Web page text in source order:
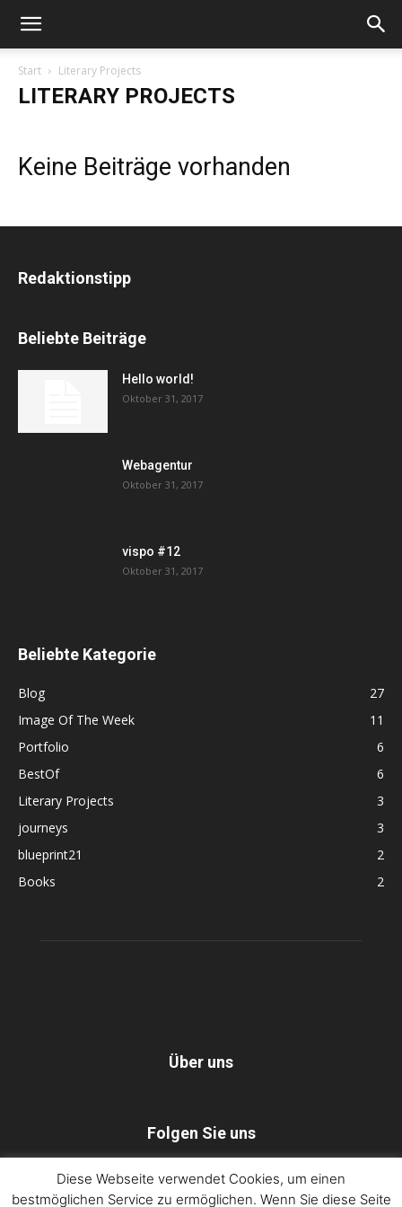
Start Literary Projects
LITERARY PROJECTS
Keine Beiträge vorhanden
Redaktionstipp
Beliebte Beiträge
Hello world!
Oktober 31, 2017
Webagentur
Oktober 31, 2017
vispo #12
Oktober 31, 2017
Beliebte Kategorie
Blog
27
Image Of The Week
11
Portfolio
6
BestOf
6
Literary Projects
3
journeys
3
blueprint21
2
Books
2
Über uns
Folgen Sie uns
Dorothee Lang – blueprint21 Impressum
Diese Webseite verwendet Cookies, um einen
bestmöglichen Service zu ermöglichen. Wenn Sie diese Seite